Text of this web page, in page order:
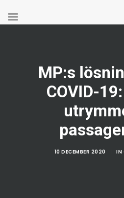
MP:s
COVID-
10 DECEMBER 2020 | IN